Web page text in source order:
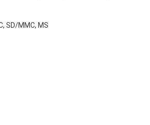
SD/MMC, MS